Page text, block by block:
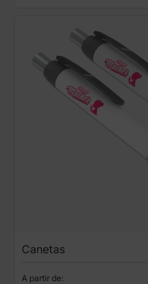
Canetas
A partir de: